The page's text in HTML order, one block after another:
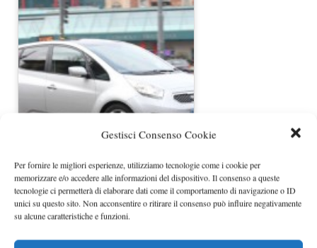
Gestisci Consenso Cookie
Per fornire le migliori esperienze, utilizziamo tecnologie come i cookie per
memorizzare e/o accedere alle informazioni del dispositivo. Il consenso a queste
tecnologie ci permetterà di elaborare dati come il comportamento di navigazione o ID
unici su questo sito. Non acconsentire o ritirare il consenso può influire negativamente
su alcune caratteristiche e funzioni.
Kia Venga eco-dynamics GPL da